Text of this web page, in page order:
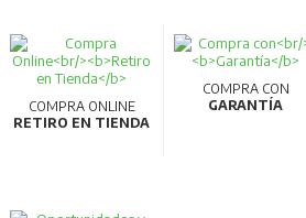
COMPRA ONLINE
RETIRO EN TIENDA
COMPRA CON
GARANTÍA